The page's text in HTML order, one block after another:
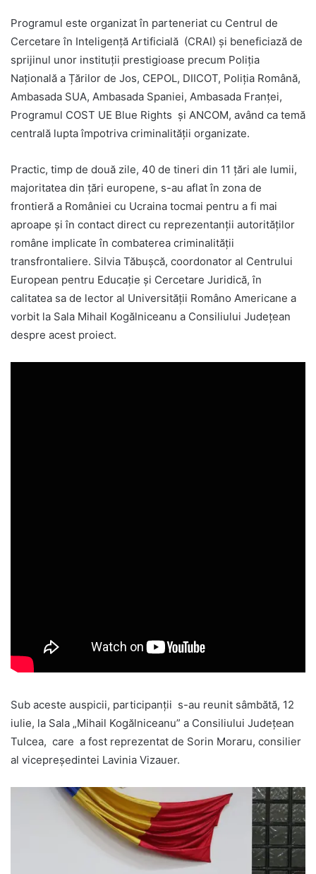
Programul este organizat în parteneriat cu Centrul de
Cercetare în Inteligență Artificială (CRAI) și beneficiază de
sprijinul unor instituții prestigioase precum Poliția
Națională a Țărilor de Jos, CEPOL, DIICOT, Poliția Română,
Ambasada SUA, Ambasada Spaniei, Ambasada Franței,
Programul COST UE Blue Rights și ANCOM, având ca temă
centrală lupta împotriva criminalității organizate.
Practic, timp de două zile, 40 de tineri din 11 țări ale lumii,
majoritatea din țări europene, s-au aflat în zona de
frontieră a României cu Ucraina tocmai pentru a fi mai
aproape și în contact direct cu reprezentanții autorităților
române implicate în combaterea criminalității
transfrontaliere. Silvia Tăbușcă, coordonator al Centrului
European pentru Educație și Cercetare Juridică, în
calitatea sa de lector al Universității Româno Americane a
vorbit la Sala Mihail Kogălniceanu a Consiliului Județean
despre acest proiect.
Sub aceste auspicii, participanții s-au reunit sâmbătă, 12
iulie, la Sala „Mihail Kogălniceanu” a Consiliului Județean
Tulcea, care a fost reprezentat de Sorin Moraru, consilier
al vicepreședintei Lavinia Vizauer.